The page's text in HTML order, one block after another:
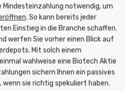
notwendig, um
. So kann bereits jeder
Einstieg in die Branche schaffen.
werfen Sie vorher einen Blick auf
Mit solch einem
wahlweise eine Biotech Aktie
sichern Ihnen ein passives
wenn sie richtig spekuliert haben.